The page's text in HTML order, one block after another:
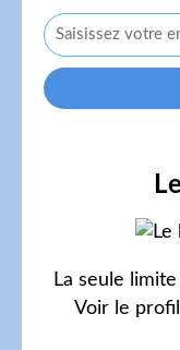
La seule
Voir le